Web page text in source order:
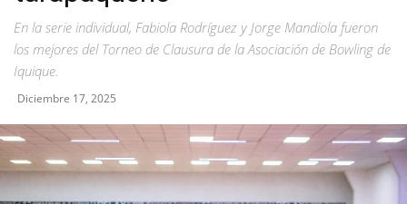
En la serie individual, Fabiola Rodríguez y Jorge Mandiola fueron
los mejores del Torneo de Clausura de la Asociación de Bowling de
Iquique.
Diciembre 17, 2025